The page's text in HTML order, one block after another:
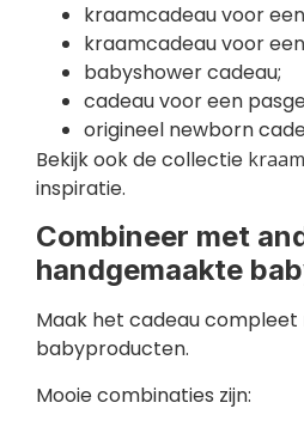
kraamcadeau voor
kraamcadeau voor
babyshower cadeau;
cadeau voor een
origineel newborn
Bekijk ook de collectie
inspiratie.
Combineer met
handgemaakte
Maak het cadeau
babyproducten.
Mooie combinaties zijn: